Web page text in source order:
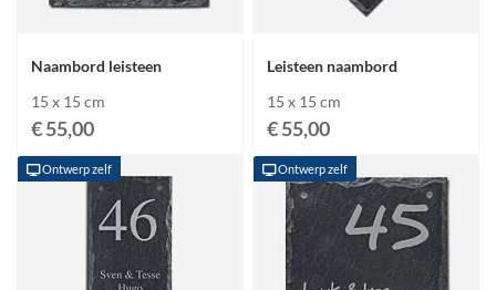
Naambord leisteen
15 x 15 cm
€ 55,00
Leisteen naambord
15 x 15 cm
€ 55,00
Ontwerp zelf Ontwerp zelf